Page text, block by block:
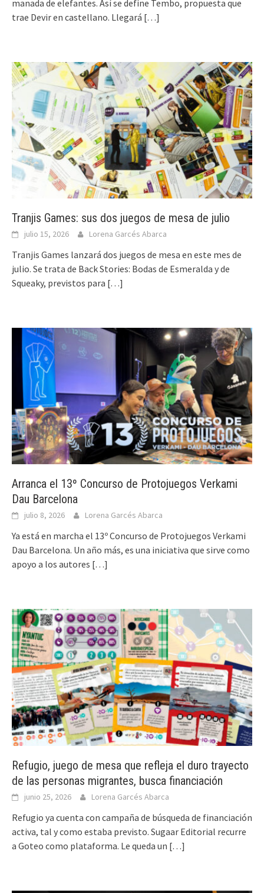
manada de elefantes. Así se define Tembo, propuesta que
trae Devir en castellano. Llegará […]
Tranjis Games: sus dos juegos de mesa de julio
julio 15, 2026 Lorena Garcés Abarca
Tranjis Games lanzará dos juegos de mesa en este mes de
julio. Se trata de Back Stories: Bodas de Esmeralda y de
Squeaky, previstos para […]
Arranca el 13º Concurso de Protojuegos Verkami
Dau Barcelona
julio 8, 2026 Lorena Garcés Abarca
Ya está en marcha el 13º Concurso de Protojuegos Verkami
Dau Barcelona. Un año más, es una iniciativa que sirve como
apoyo a los autores […]
Refugio, juego de mesa que refleja el duro trayecto
de las personas migrantes, busca financiación
junio 25, 2026 Lorena Garcés Abarca
Refugio ya cuenta con campaña de búsqueda de financiación
activa, tal y como estaba previsto. Sugaar Editorial recurre
a Goteo como plataforma. Le queda un […]